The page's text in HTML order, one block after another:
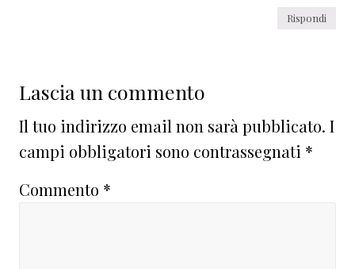
Rispondi
Lascia un commento
Il tuo indirizzo email non sarà pubblicato. I
campi obbligatori sono contrassegnati *
Commento *